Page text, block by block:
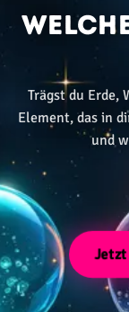
Trägst du Erde,
Element, das in
und